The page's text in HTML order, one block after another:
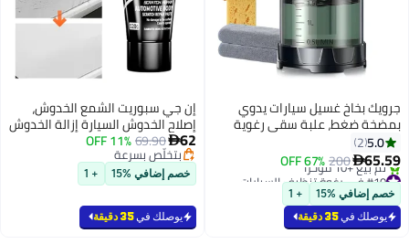
جرويك بخاخ غسيل سيارات يدوي
بمضخة ضغط، علبة سقي رغوية
سعة 2 لتر، لوازم تنظيف السيارات،
بخاخ ضغط للمنزل والحديقة
والسيارة
5.0
2
65.59
200
67% OFF
#10 في رغوة تنظيف السيارات
بتخلّص بسرعة
تم بيع +10 مؤخرًا
#10 في رغوة تنظيف السيارات
خصم إضافي %15 + 1
يوصلك في35 دقيقة
إن جي سبوريت الشمع الخدوش،
إصلاح الخدوش السيارة إزالة الخدوش
الشمع تجديد يزيل الخدوش السطحية
الدوامة نقل الطلاء للسيارات بما في
ذلك السيارات الشاحنات الدراجات
النارية 120g
62
69.90
11% OFF
بتخلّص بسرعة
بتخلّص بسرعة
خصم إضافي %15 + 1
يوصلك في35 دقيقة